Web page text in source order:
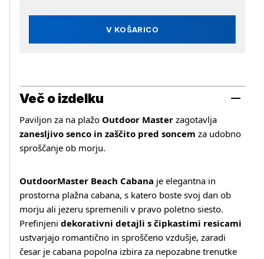
V KOŠARICO
Več o izdelku
Paviljon za na plažo Outdoor Master zagotavlja
zanesljivo senco in zaščito pred soncem za udobno
sproščanje ob morju.
OutdoorMaster Beach Cabana je elegantna in
prostorna plažna cabana, s katero boste svoj dan ob
morju ali jezeru spremenili v pravo poletno siesto.
Prefinjeni dekorativni detajli s čipkastimi resicami
ustvarjajo romantično in sproščeno vzdušje, zaradi
česar je cabana popolna izbira za nepozabne trenutke